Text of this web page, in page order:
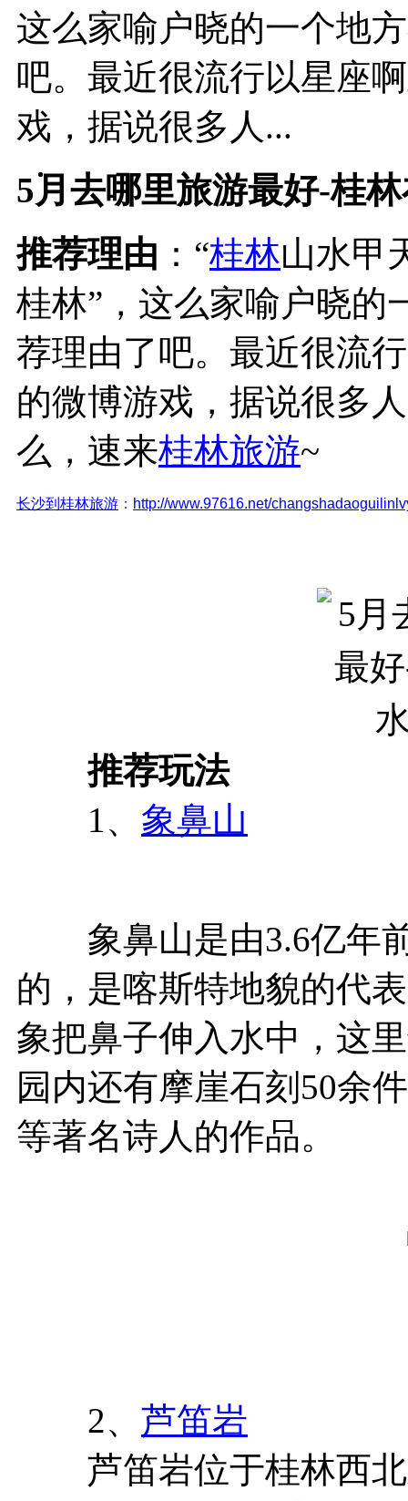
这么家喻户晓的一个地
吧。最近很流行以星座
戏，据说很多人...
5月去哪里旅游最好-桂
推荐理由 ：“桂林山水甲
桂林”，这么家喻户晓的
荐理由了吧。最近很流
的微博游戏，据说很多
么，速来桂林旅游~
长沙到桂林旅游 ： http://www.97616.net/
推荐玩法
1、 象鼻山
象鼻山是由3.6亿年前
的，是喀斯特地貌的代
象把鼻子伸入水中，这
园内还有摩崖石刻50余
等著名诗人的作品。
2、 芦笛岩
芦笛岩位于桂林西北